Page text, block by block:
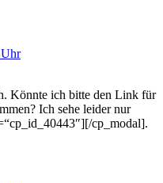
Könnte ich bitte den Link für
Ich sehe leider nur
cp_modal].